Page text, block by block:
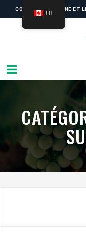
COMMANDE EN LIGNE ET
FR